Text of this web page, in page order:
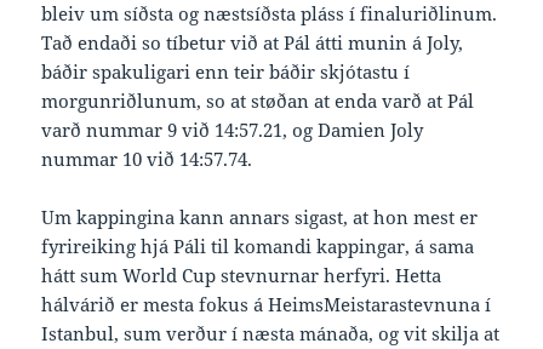
bleiv um síðsta og næstsíðsta pláss í finaluriðlinum.
Tað endaði so tíbetur við at Pál átti munin á Joly,
báðir spakuligari enn teir báðir skjótastu í
morgunriðlunum, so at støðan at enda varð at Pál
varð nummar 9 við 14:57.21, og Damien Joly
nummar 10 við 14:57.74.
Um kappingina kann annars sigast, at hon mest er
fyrireiking hjá Páli til komandi kappingar, á sama
hátt sum World Cup stevnurnar herfyri. Hetta
hálvárið er mesta fokus á HeimsMeistarastevnuna í
Istanbul, sum verður í næsta mánaða, og vit skilja at